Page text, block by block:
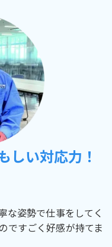
しい対応力！
な姿勢で仕事をしてく
ですごく好感が持てま